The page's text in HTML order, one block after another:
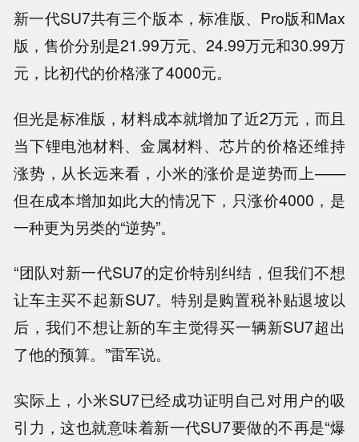
新一代SU7共有三个版本，标准版、Pro版和Max
版，售价分别是21.99万元、24.99万元和30.99万
元，比初代的价格涨了4000元。
但光是标准版，材料成本就增加了近2万元，而且
当下锂电池材料、金属材料、芯片的价格还维持
涨势，从长远来看，小米的涨价是逆势而上——
但在成本增加如此大的情况下，只涨价4000，是
一种更为另类的“逆势”。
“团队对新一代SU7的定价特别纠结，但我们不想
让车主买不起新SU7。特别是购置税补贴退坡以
后，我们不想让新的车主觉得买一辆新SU7超出
了他的预算。”雷军说。
实际上，小米SU7已经成功证明自己对用户的吸
引力，这也就意味着新一代SU7要做的不再是“爆